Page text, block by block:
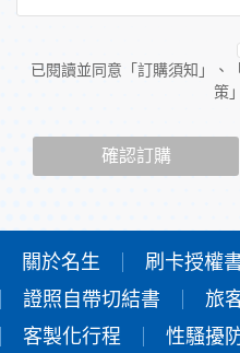
隱私權保護政策內容，包括本
外的相關連結網站，也不適用
人員。
當您造訪本網站或使用本網站
該服務功能性質，請您提供必
本網站在您使用服務信箱、問
您所提供的姓名、電子郵件地
於一般瀏覽時，伺服器會自行
設備的IP位址、使用時間、使
用，決不對外公佈。
已閱讀並同意「訂購須知」、
策
確認訂購
關於名生 刷卡授權
證照自帶切結書
旅
客製化行程
性騷擾